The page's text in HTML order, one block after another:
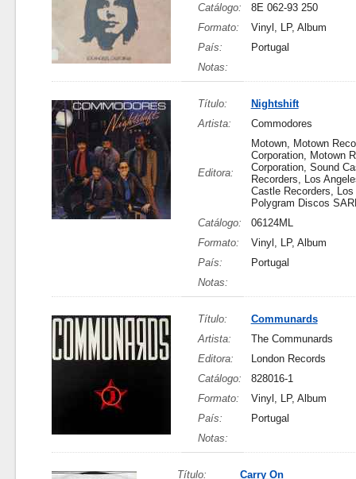
Catálogo:
8E 062-93 250
Formato:
Vinyl, LP, Album
País:
Portugal
Notas:
Título:
Nightshift
Artista:
Commodores
Editora:
Motown, Motown
Corporation, Motown
Corporation, Sound
Recorders, Los
Castle Recorders, Los
Polygram Discos
Catálogo:
06124ML
Formato:
Vinyl, LP, Album
País:
Portugal
Notas:
Título:
Communards
Artista:
The Communards
Editora:
London Records
Catálogo:
828016-1
Formato:
Vinyl, LP, Album
País:
Portugal
Notas:
Título:
Carry On